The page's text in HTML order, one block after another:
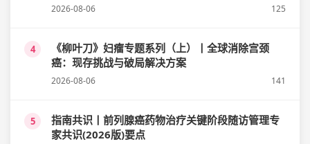
2026-08-06 125
4
《柳叶刀》妇瘤专题系列（上）丨全球消除宫颈
癌：现存挑战与破局解决方案
2026-08-06 141
5
指南共识丨前列腺癌药物治疗关键阶段随访管理专
家共识(2026版)要点